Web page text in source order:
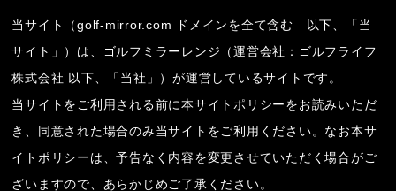
当サイト（golf-mirror.com ドメインを全て含む 以下、「当
サイト」）は、ゴルフミラーレンジ（運営会社：ゴルフライフ
株式会社 以下、「当社」）が運営しているサイトです。
当サイトをご利用される前に本サイトポリシーをお読みいただ
き、同意された場合のみ当サイトをご利用ください。なお本サ
イトポリシーは、予告なく内容を変更させていただく場合がご
ざいますので、あらかじめご了承ください。